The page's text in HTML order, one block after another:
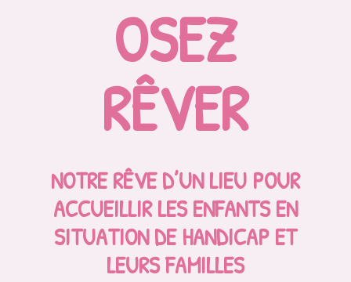
OSEZ
RÊVER
NOTRE RÊVE D’UN LIEU POUR
ACCUEILLIR LES ENFANTS EN
SITUATION DE HANDICAP ET
LEURS FAMILLES